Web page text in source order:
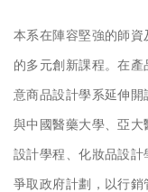
本系在陣容堅強的師
的多元創新課程。在
意商品設計學系延伸
與中國醫藥大學、亞
設計學程、化妝品設
爭取政府計劃，以行